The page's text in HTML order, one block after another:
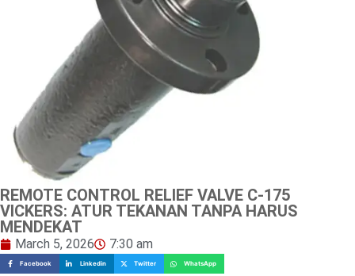
REMOTE CONTROL RELIEF VALVE C-175
VICKERS: ATUR TEKANAN TANPA HARUS
MENDEKAT
March 5, 2026 7:30 am
Facebook Linkedin Twitter WhatsApp